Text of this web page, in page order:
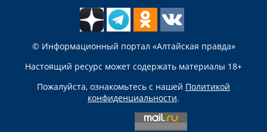
© Информационный портал «Алтайская правда»
Настоящий ресурс может содержать материалы 18+
Пожалуйста, ознакомьтесь с нашей Политикой
конфиденциальности.